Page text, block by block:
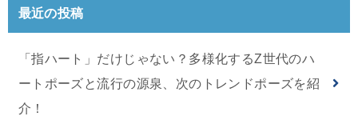
最近の投稿
「指ハート」だけじゃない？多様化するZ世代のハ
ートポーズと流行の源泉、次のトレンドポーズを紹
介！